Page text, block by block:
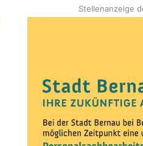
Stellenanzeige